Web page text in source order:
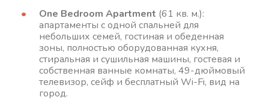
One Bedroom Apartment (61 кв. м.):
апартаменты с одной спальней для
небольших семей, гостиная и обеденная
зоны, полностью оборудованная кухня,
стиральная и сушильная машины, гостевая и
собственная ванные комнаты, 49-дюймовый
телевизор, сейф и бесплатный Wi-Fi, вид на
город.